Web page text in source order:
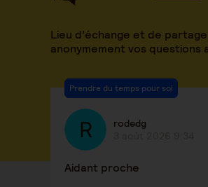
Lieu d’échange et de
anonymement vos
Prendre du temps pour soi
rodedg
Aidant proche